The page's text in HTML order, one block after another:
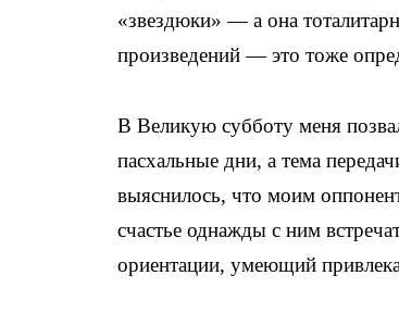
«звездюки» — а она
произведений — это тоже
В Великую субботу меня
пасхальные дни, а тема
выяснилось, что моим
счастье однажды с ним
ориентации, умеющий